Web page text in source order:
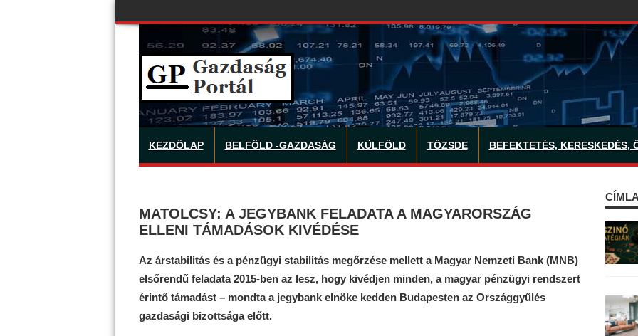
KEZDŐLAP BELFÖLD -GAZDASÁG KÜLFÖLD TŐZSDE BEFEKTETÉS, KERESKEDÉS,
MATOLCSY: A JEGYBANK FELADATA A MAGYARORSZÁG
ELLENI TÁMADÁSOK KIVÉDÉSE
Az árstabilitás és a pénzügyi stabilitás megőrzése mellett a Magyar Nemzeti Bank (MNB)
elsőrendű feladata 2015-ben az lesz, hogy kivédjen minden, a magyar pénzügyi rendszert
érintő támadást – mondta a jegybank elnöke kedden Budapesten az Országgyűlés
gazdasági bizottsága előtt.